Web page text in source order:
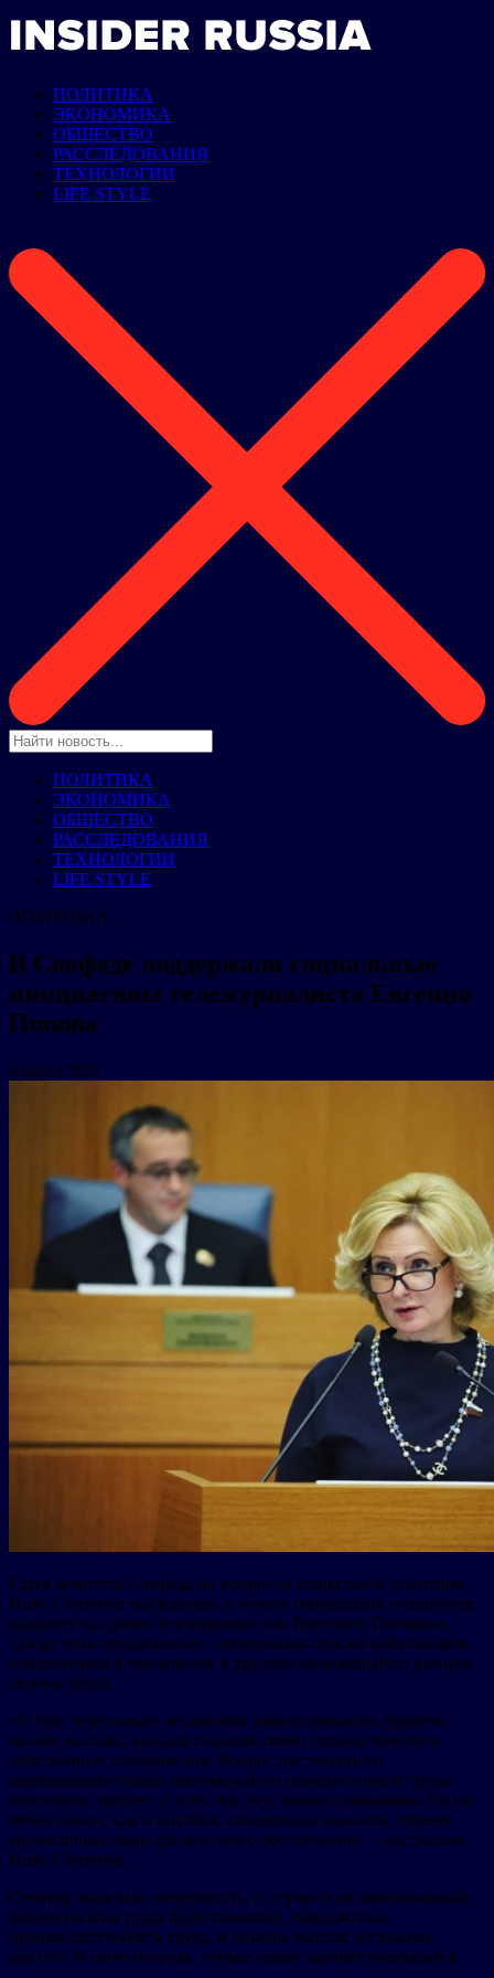
ПОЛИТИКА
ЭКОНОМИКА
ОБЩЕСТВО
РАССЛЕДОВАНИЯ
ТЕХНОЛОГИИ
LIFE STYLE
ПОЛИТИКА
ЭКОНОМИКА
ОБЩЕСТВО
РАССЛЕДОВАНИЯ
ТЕХНОЛОГИИ
LIFE STYLE
ПОЛИТИКА
В Совфеде поддержали социальные
инициативы тележурналиста Евгения
Попова
5 июля 2021
Глава комитета Совфеда по вопросам социальной политики
Инна Святенко высказалась в пользу социальных инициатив,
выдвинутых ранее тележурналистом Евгением Поповым.
Среди этих предложений – индексация пенсий работающим
пенсионерам и увеличение в два раза минимального размера
оплаты труда.
«О том, через какие механизмы можно повысить уровень
жизни россиян, каждый политик имеет личное мнение и
собственные соображения. Вопрос постепенного
наращивания ставки минимального размера оплаты труда,
бесспорно, требует от всех нас неустанного внимания. Он не
менее важен, как и пособия, социальные выплаты, прочие
аналогичные меры финансового обеспечения», – рассказала
Инна Святенко.
Сенатор выразила уверенность, в случае если минимальный
размер оплаты труда будет повышен, повысится и
производительность труда, и объемы выплат легальных
зарплат. В свою очередь, суммы серых зарплат уменьшатся.